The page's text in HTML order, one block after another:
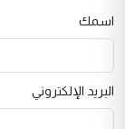
اسمك
البريد الإلكتروني